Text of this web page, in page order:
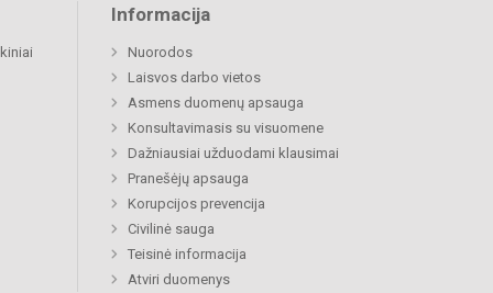
Informacija
Nuorodos
Laisvos darbo vietos
Asmens duomenų apsauga
Konsultavimasis su visuomene
Dažniausiai užduodami klausimai
Pranešėjų apsauga
Korupcijos prevencija
Civilinė sauga
Teisinė informacija
Atviri duomenys